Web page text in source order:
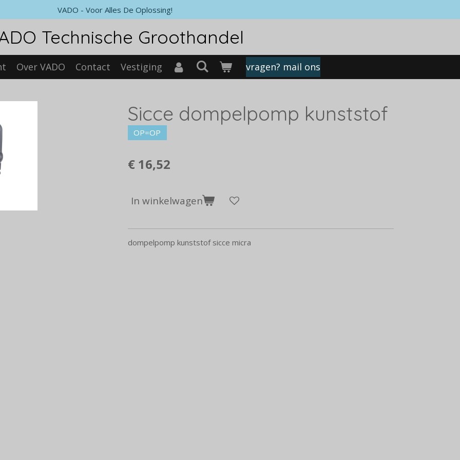
VADO - Voor Alles De Oplossing!
Technische Groothandel
Over VADO Contact Vestiging vragen? mail ons
Sicce dompelpomp kunststof
OP=OP
€ 16,52
In winkelwagen
dompelpomp kunststof sicce micra